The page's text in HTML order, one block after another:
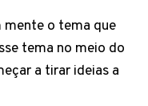
mente o tema que
tema no meio do
a tirar ideias a